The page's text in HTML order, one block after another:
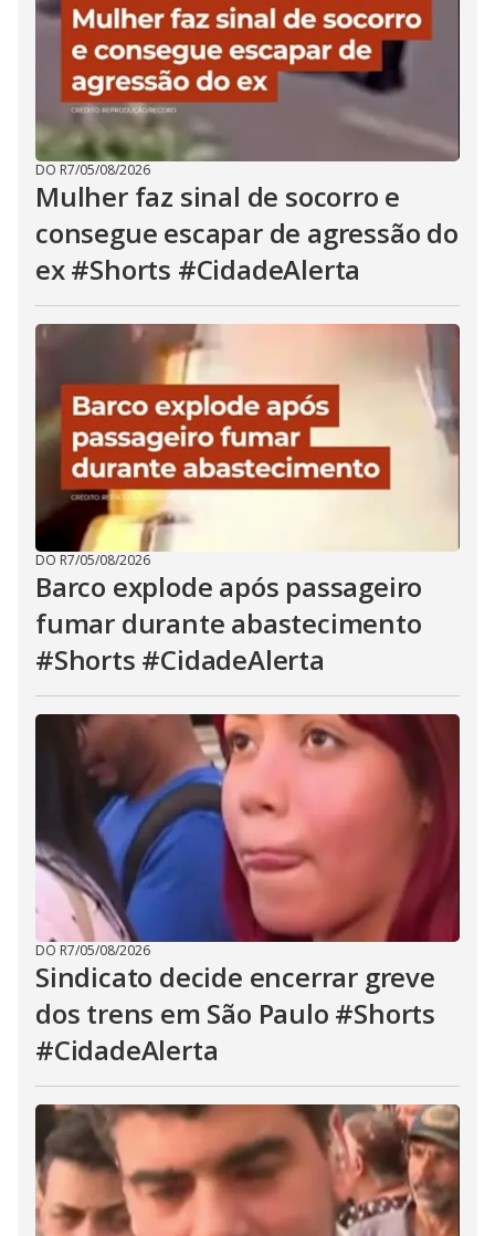
DO R7/05/08/2026
Mulher faz sinal de socorro e
consegue escapar de agressão do
ex #Shorts #CidadeAlerta
DO R7/05/08/2026
Barco explode após passageiro
fumar durante abastecimento
#Shorts #CidadeAlerta
DO R7/05/08/2026
Sindicato decide encerrar greve
dos trens em São Paulo #Shorts
#CidadeAlerta